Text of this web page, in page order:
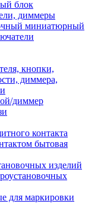
блок
диммеры
миниатюрный
кнопки,
диммера,
диммер
контакта
бытовая
изделий
для маркировки